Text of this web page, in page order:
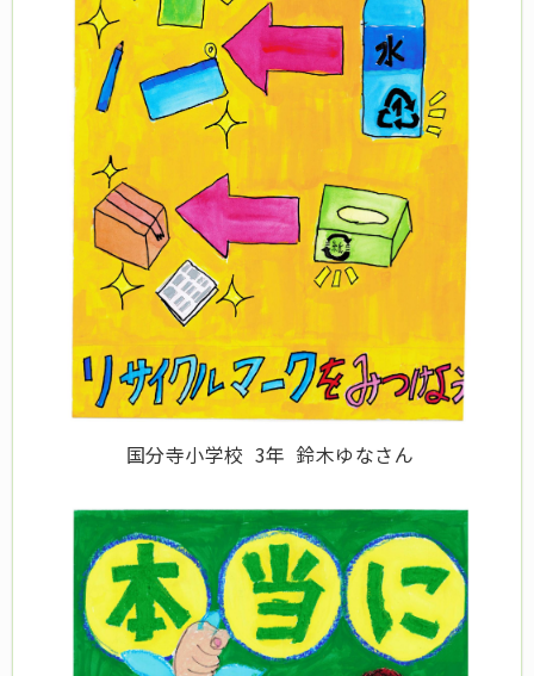
国分寺小学校 3年 鈴木ゆなさん